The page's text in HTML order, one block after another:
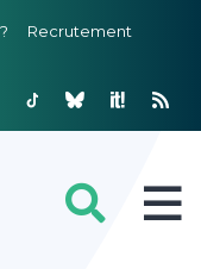
Recrutement